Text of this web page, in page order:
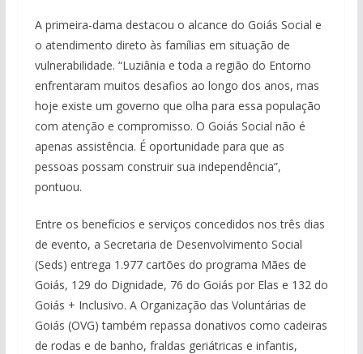
A primeira-dama destacou o alcance do Goiás Social e
o atendimento direto às famílias em situação de
vulnerabilidade. “Luziânia e toda a região do Entorno
enfrentaram muitos desafios ao longo dos anos, mas
hoje existe um governo que olha para essa população
com atenção e compromisso. O Goiás Social não é
apenas assistência. É oportunidade para que as
pessoas possam construir sua independência”,
pontuou.
Entre os benefícios e serviços concedidos nos três dias
de evento, a Secretaria de Desenvolvimento Social
(Seds) entrega 1.977 cartões do programa Mães de
Goiás, 129 do Dignidade, 76 do Goiás por Elas e 132 do
Goiás + Inclusivo. A Organização das Voluntárias de
Goiás (OVG) também repassa donativos como cadeiras
de rodas e de banho, fraldas geriátricas e infantis,